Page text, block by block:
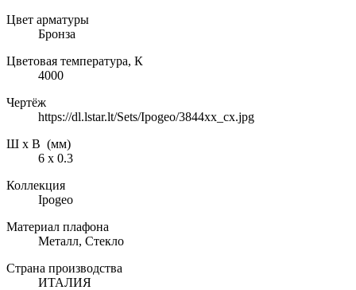
Цвет арматуры
Бронза
Цветовая температура, К
4000
Чертёж
https://dl.lstar.lt/Sets/Ipogeo/3844xx_cx.jpg
Ш х В (мм)
6 х 0.3
Коллекция
Ipogeo
Материал плафона
Металл, Стекло
Страна производства
ИТАЛИЯ